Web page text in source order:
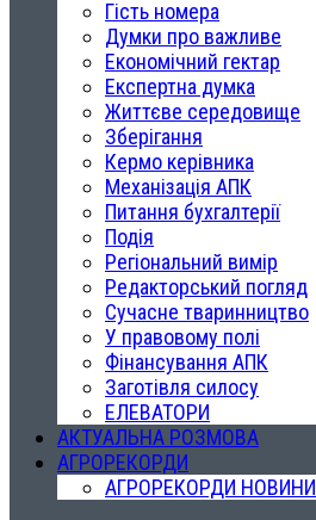
Гість номера
Думки про важливе
Економічний гектар
Експертна думка
Життєве середовище
Зберігання
Кермо керівника
Механізація АПК
Питання бухгалтерії
Подія
Регіональний вимір
Редакторський погляд
Сучасне тваринництво
У правовому полі
Фінансування АПК
Заготівля силосу
ЕЛЕВАТОРИ
АКТУАЛЬНА РОЗМОВА
АГРОРЕКОРДИ
АГРОРЕКОРДИ НОВИНИ